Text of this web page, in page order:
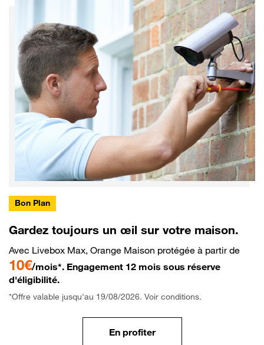
Bon Plan
Gardez toujours un œil sur votre maison.
Avec Livebox Max, Orange Maison protégée à partir de
10€/mois*. Engagement 12 mois sous réserve
d'éligibilité.
*Offre valable jusqu'au 19/08/2026. Voir conditions.
En profiter